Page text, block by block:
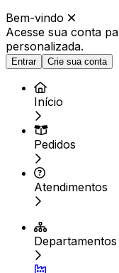
Bem-vindo
Acesse sua conta
personalizada.
Entrar Crie sua conta
Início
Pedidos
Atendimentos
Departamentos